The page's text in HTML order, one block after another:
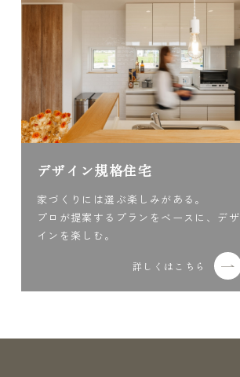
デザイン規格住宅
家づくりには選ぶ楽しみがある。
プロが提案するプランをベースに、デザ
インを楽しむ。
詳しくはこちら